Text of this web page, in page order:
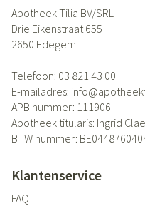
Apotheek Tilia BV/SRL
Drie Eikenstraat 655
2650 Edegem
Telefoon: 03 821 43 00
E-mailadres: info@
APB nummer: 111906
Apotheek titularis: Ingrid
BTW nummer:
Klantenservice
FAQ